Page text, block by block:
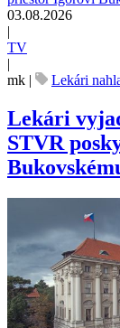
03.08.2026
|
TV
|
mk | Lekári
Lekári
STVR